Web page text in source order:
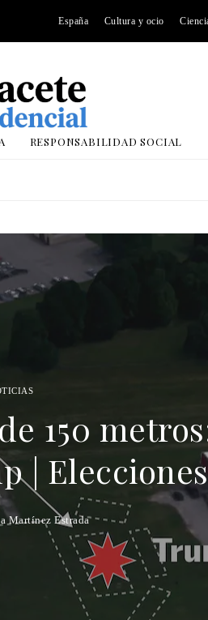
España Cultura y ocio
RESPONSABILIDAD SOCIAL
150
|
Martínez Estrada